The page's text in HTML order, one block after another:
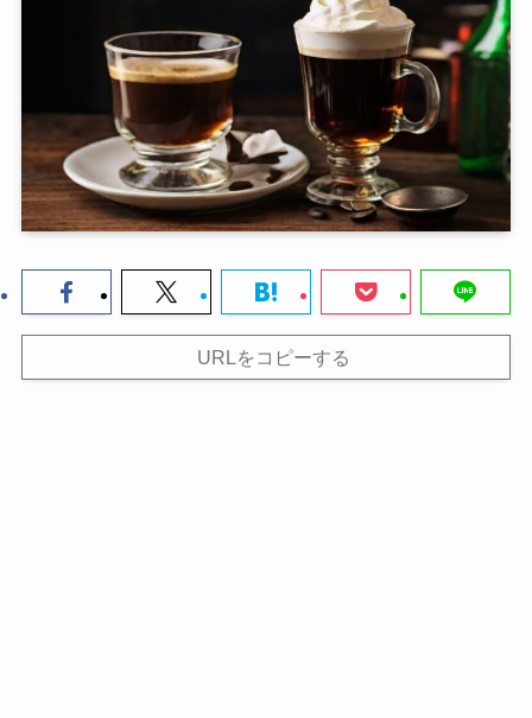
URLをコピーする